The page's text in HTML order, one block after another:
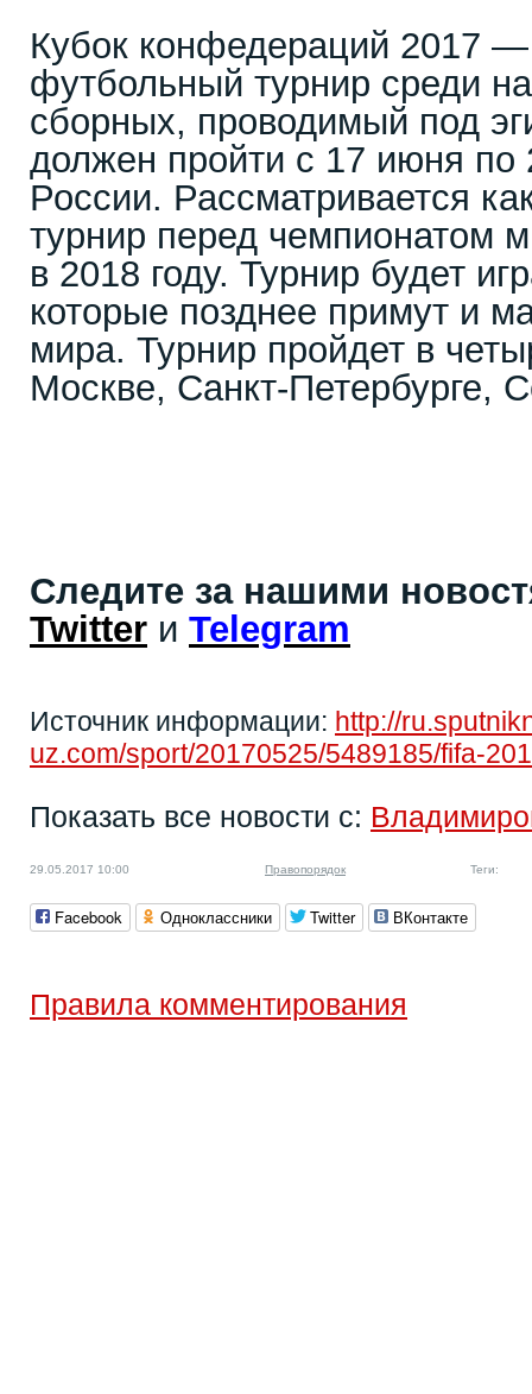
Кубок конфедераций 2017 —
футбольный турнир среди
сборных, проводимый под
должен пройти с 17 июня по
России. Рассматривается
турнир перед чемпионатом
в 2018 году. Турнир будет
которые позднее примут и
мира. Турнир пройдет в
Москве, Санкт-Петербурге,
Следите за нашими
Twitter и Telegram
Источник информации: http://
uz.com/sport/20170525/5489185/fifa-
Показать все новости с:
29.05.2017 10:00 Правопорядок Теги:
Facebook Одноклассники Twitter ВКонтакте
Правила комментирования